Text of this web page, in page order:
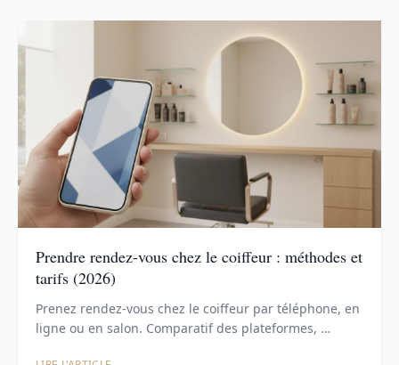
Prendre rendez-vous chez le coiffeur : méthodes et
tarifs (2026)
Prenez rendez-vous chez le coiffeur par téléphone, en
ligne ou en salon. Comparatif des plateformes, …